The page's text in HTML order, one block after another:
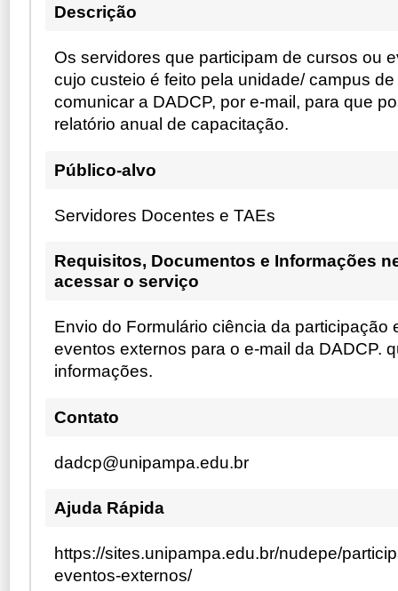
Descrição
Os servidores que participam de cursos ou
cujo custeio é feito pela unidade/ campus
comunicar a DADCP, por e-mail, para que
relatório anual de capacitação.
Público-alvo
Servidores Docentes e TAEs
Requisitos, Documentos e Informações
acessar o serviço
Envio do Formulário ciência da participação
eventos externos para o e-mail da DADCP.
informações.
Contato
dadcp@unipampa.edu.br
Ajuda Rápida
https://sites.unipampa.edu.br/nudepe/
eventos-externos/